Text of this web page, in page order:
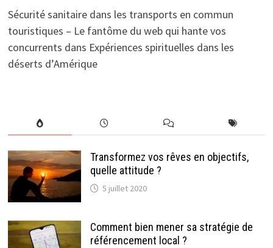
Sécurité sanitaire dans les transports en commun
touristiques – Le fantôme du web qui hante vos
concurrents dans Expériences spirituelles dans les
déserts d’Amérique
Transformez vos rêves en objectifs,
quelle attitude ?
5 juillet 2020
Comment bien mener sa stratégie de
référencement local ?